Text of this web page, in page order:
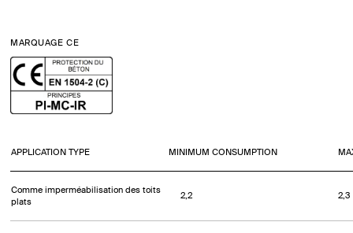
MARQUAGE CE
APPLICATION TYPE MINIMUM CONSUMPTION
Comme imperméabilisation des toits
plats
2,2 2,3